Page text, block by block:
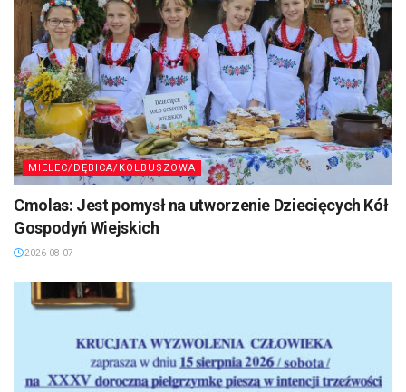
MIELEC/DĘBICA/KOLBUSZOWA
Cmolas: Jest pomysł na utworzenie Dziecięcych Kół
Gospodyń Wiejskich
2026-08-07